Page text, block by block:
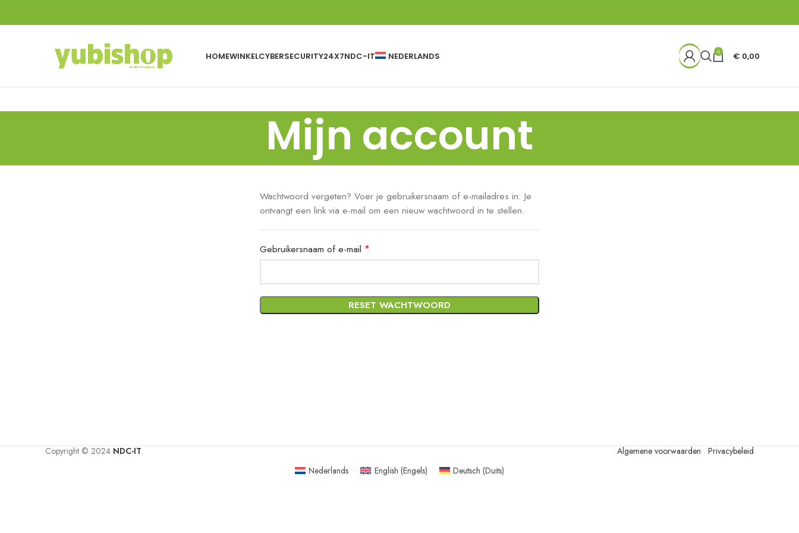
HOMEWINKELCYBERSECURITY24X7NDC-IT NEDERLANDS 0 € 0,00
Mijn account
Wachtwoord vergeten? Voer je gebruikersnaam of e-mailadres in. Je
ontvangt een link via e-mail om een nieuw wachtwoord in te stellen.
Gebruikersnaam of e-mail *
RESET WACHTWOORD
Copyright © 2024 NDC-IT. Algemene voorwaarden
Privacybeleid
Nederlands
English (Engels) Deutsch (Duits)